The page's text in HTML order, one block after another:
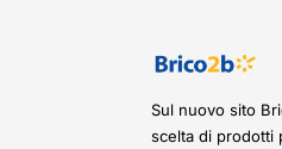
Sul nuovo sito
scelta di prodotti